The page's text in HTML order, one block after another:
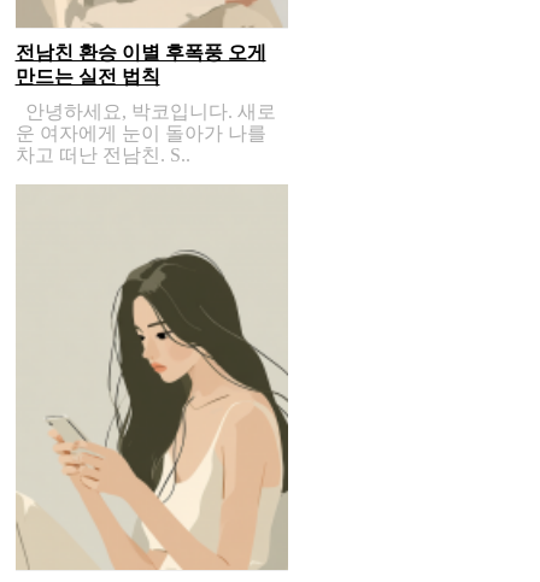
전남친 환승 이별 후폭풍 오게
만드는 실전 법칙
안녕하세요, 박코입니다. 새로
운 여자에게 눈이 돌아가 나를
차고 떠난 전남친. S..